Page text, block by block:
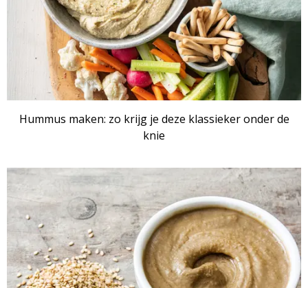
Hummus maken: zo krijg je deze klassieker onder de
knie